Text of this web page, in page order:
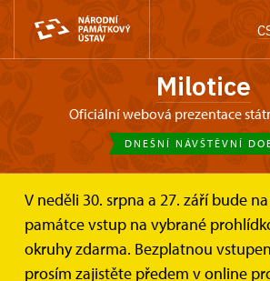
Milotice
oficiální webová prezentace
DNEŠNÍ NÁVŠTĚVNÍ
V neděli 30. srpna a 27. září bude
památce vstup na vybrané
okruhy zdarma. Bezplatnou
prosím zajistěte předem v online
Zámek Milotice Tipy na výlet
Tipy na